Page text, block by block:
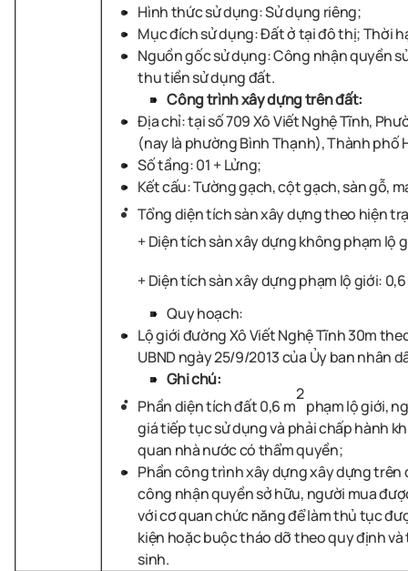
Hình thức sử dụng: Sử dụng riêng;
Mục đích sử dụng: Đất ở tại đô thị; Thời
Nguồn gốc sử dụng: Công nhận quyền
thu tiền sử dụng đất.
Công trình xây dựng trên đất:
Địa chỉ: tại số 709 Xô Viết Nghệ Tĩnh,
(nay là phường Bình Thạnh), Thành phố
Số tầng: 01 + Lửng;
Kết cấu: Tường gạch, cột gạch, sàn gỗ,
Tổng diện tích sàn xây dựng theo hiện
+ Diện tích sàn xây dựng không phạm lộ
+ Diện tích sàn xây dựng phạm lộ giới:
Quy hoạch:
Lộ giới đường Xô Viết Nghệ Tĩnh 30m
UBND ngày 25/9/2013 của Ủy ban nhân
Ghi chú:
Phần diện tích đất 0,6 m
2
phạm lộ giới,
giá tiếp tục sử dụng và phải chấp hành
quan nhà nước có thẩm quyền;
Phần công trình xây dựng xây dựng trên
công nhận quyền sở hữu, người mua
với cơ quan chức năng để làm thủ tục
kiện hoặc buộc tháo dỡ theo quy định
sinh.